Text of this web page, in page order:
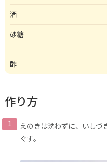
酒
砂糖
酢
作り方
えのきは洗わずに、いしづ
ぐす。